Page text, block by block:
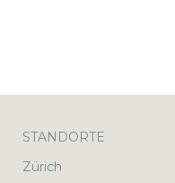
STANDORTE
Zürich